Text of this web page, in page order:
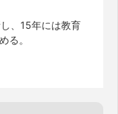
、15年には教育
る。